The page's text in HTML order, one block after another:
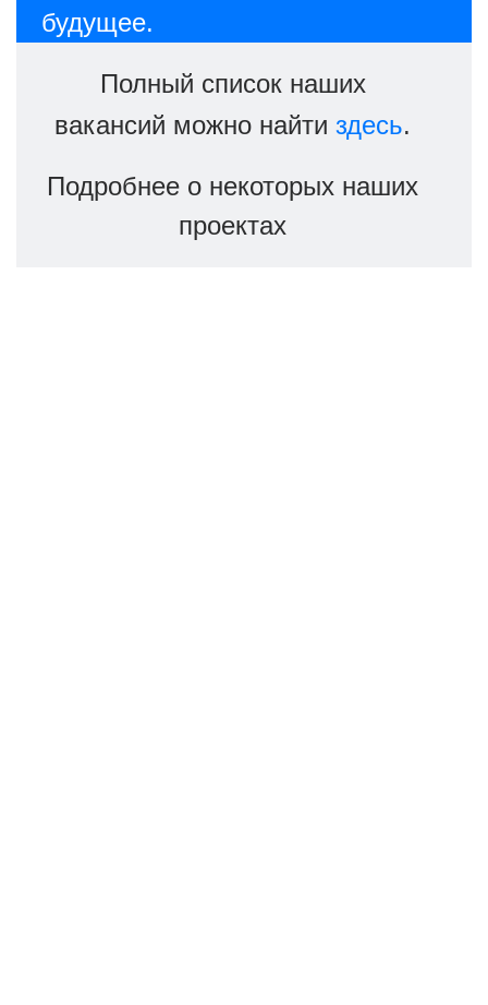
будущее.
Полный список наших
вакансий можно найтиздесь.
Подробнее о некоторых наших
проектах